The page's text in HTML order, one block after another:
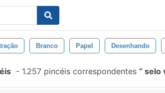
Branco Papel Desenhando
- 1.257 pincéis correspondentes selo